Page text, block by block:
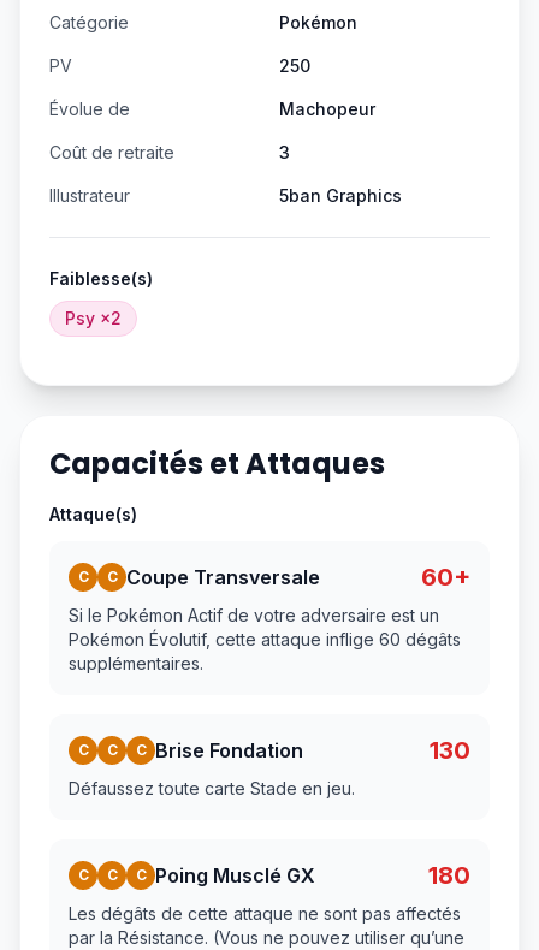
Catégorie Pokémon
PV 250
Évolue de Machopeur
Coût de retraite 3
Illustrateur 5ban Graphics
Faiblesse(s)
Psy ×2
Capacités et Attaques
Attaque(s)
C C Coupe Transversale 60+
Si le Pokémon Actif de votre adversaire est un
Pokémon Évolutif, cette attaque inflige 60 dégâts
supplémentaires.
C C C Brise Fondation 130
Défaussez toute carte Stade en jeu.
C C C Poing Musclé GX 180
Les dégâts de cette attaque ne sont pas affectés
par la Résistance. (Vous ne pouvez utiliser qu’une